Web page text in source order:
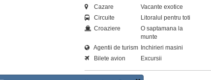
Cazare
Vacante exotice
Circuite
Litoralul pentru toti
Croaziere
O saptamana la
munte
Agentii de turism Inchirieri masini
Bilete avion
Excursii